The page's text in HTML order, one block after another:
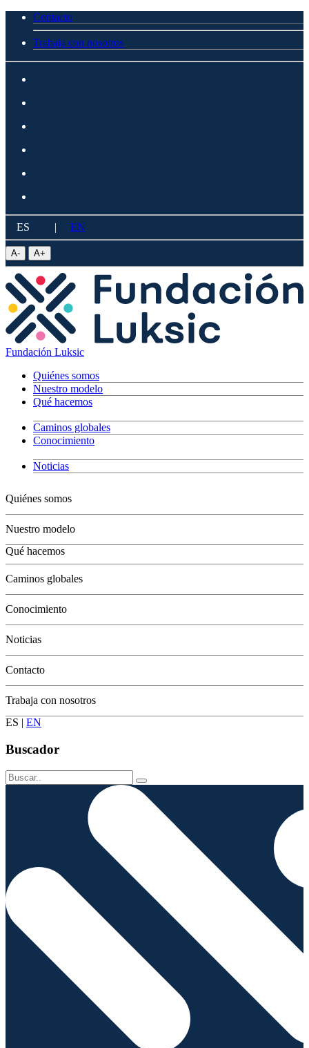
Contacto
Trabaja con nosotros
ES | EN
A- A+
Fundación Luksic
Quiénes somos
Nuestro modelo
Qué hacemos
Caminos globales
Conocimiento
Noticias
Quiénes somos
Nuestro modelo
Qué hacemos
Jóvenes
Adultos
Grandes
Conservación
Caminos globales
Conocimiento
Noticias
Contacto
Trabaja con nosotros
ES | EN
Buscador